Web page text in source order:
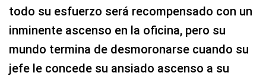
todo su esfuerzo será recompensado con un
inminente ascenso en la oficina, pero su
mundo termina de desmoronarse cuando su
jefe le concede su ansiado ascenso a su